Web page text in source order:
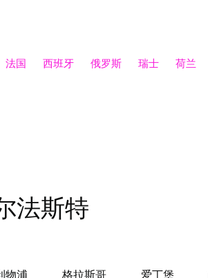
法国 西班牙 俄罗斯 瑞士 荷兰
法斯特
物浦 格拉斯哥 爱丁堡